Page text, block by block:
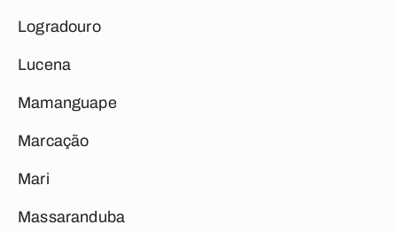
Logradouro
Lucena
Mamanguape
Marcação
Mari
Massaranduba